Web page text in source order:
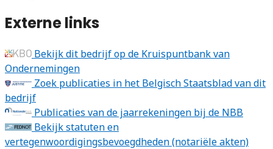
Externe links
Bekijk dit bedrijf op de Kruispuntbank van
Ondernemingen
Zoek publicaties in het Belgisch Staatsblad van dit
bedrijf
Publicaties van de jaarrekeningen bij de NBB
Bekijk statuten en
vertegenwoordigingsbevoegdheden (notariële akten)